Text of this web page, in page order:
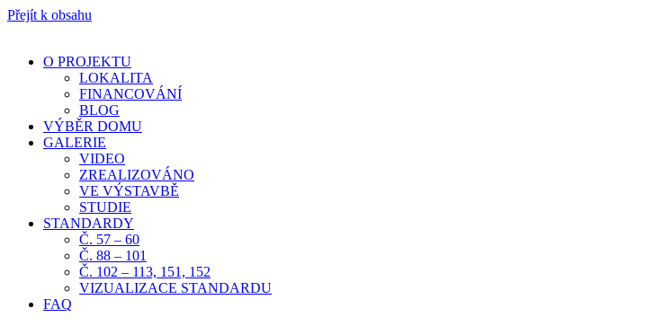
Přejít k obsahu
O PROJEKTU
LOKALITA
FINANCOVÁNÍ
BLOG
VÝBĚR DOMU
GALERIE
VIDEO
ZREALIZOVÁNO
VE VÝSTAVBĚ
STUDIE
STANDARDY
Č. 57 – 60
Č. 88 – 101
Č. 102 – 113, 151, 152
VIZUALIZACE STANDARDU
FAQ